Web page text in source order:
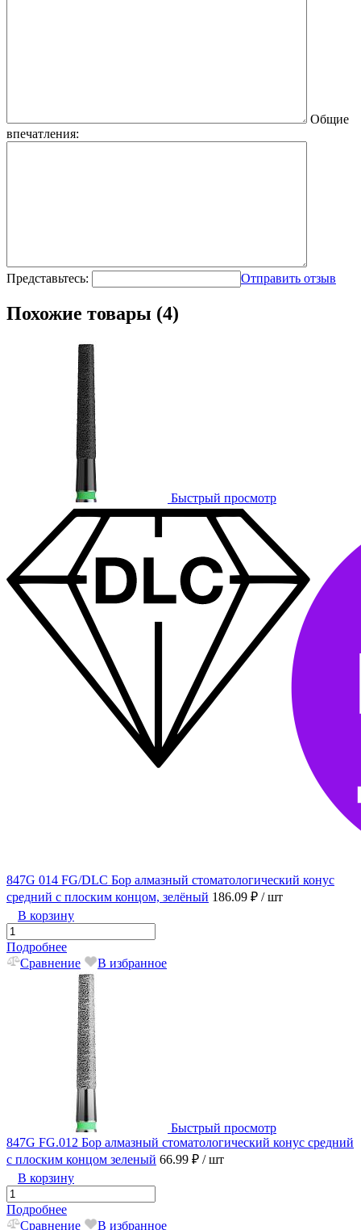
Общие
впечатления:
Представьтесь: Отправить отзыв
Похожие товары (4)
Быстрый просмотр
847G 014 FG/DLC Бор алмазный стоматологический конус
средний с плоским концом, зелёный 186.09 ₽ / шт
В корзину
Подробнее
Сравнение
В избранное
Быстрый просмотр
847G FG.012 Бор алмазный стоматологический конус средний
с плоским концом зеленый 66.99 ₽ / шт
В корзину
Подробнее
Сравнение
В избранное